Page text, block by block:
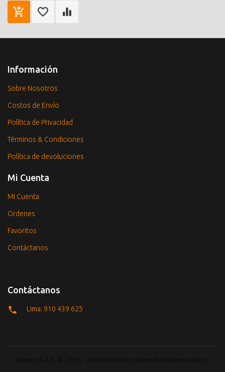
Información
Sobre Nosotros
Costos de Envío
Política de Privacidad
Términos & Condiciones
Política de devoluciones
Mi Cuenta
Mi Cuenta
Ordenes
Favoritos
Contáctanos
Contáctanos
Lima: 910 439 625